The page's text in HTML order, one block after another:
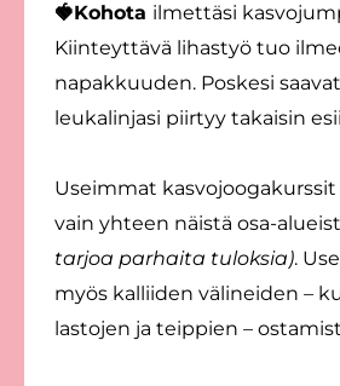
🍓Kohota ilmettäsi
Kiinteyttävä lihastyö tuo
napakkuuden. Poskesi
leukalinjasi piirtyy takaisin
Useimmat
vain yhteen näistä osa-
tarjoa parhaita tuloksia).
myös kalliiden välineiden –
lastojen ja teippien –